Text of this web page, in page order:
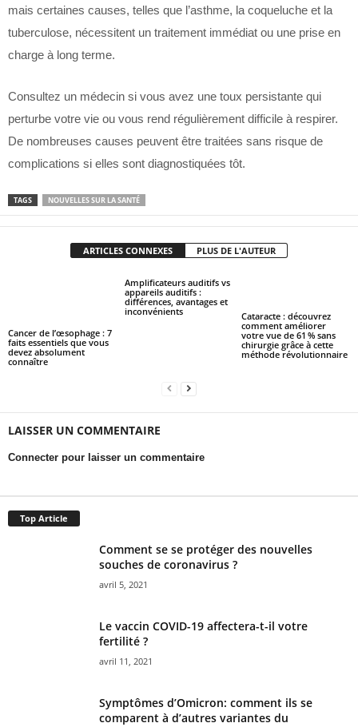
mais certaines causes, telles que l’asthme, la coqueluche et la
tuberculose, nécessitent un traitement immédiat ou une prise en
charge à long terme.
Consultez un médecin si vous avez une toux persistante qui
perturbe votre vie ou vous rend régulièrement difficile à respirer.
De nombreuses causes peuvent être traitées sans risque de
complications si elles sont diagnostiquées tôt.
TAGS NOUVELLES SUR LA SANTÉ
ARTICLES CONNEXES PLUS DE L'AUTEUR
Cancer de l’œsophage : 7
faits essentiels que vous
devez absolument
connaître
Amplificateurs auditifs vs
appareils auditifs :
différences, avantages et
inconvénients
Cataracte : découvrez
comment améliorer
votre vue de 61 % sans
chirurgie grâce à cette
méthode révolutionnaire
LAISSER UN COMMENTAIRE
Connecter pour laisser un commentaire
Top Article
Comment se se protéger des nouvelles
souches de coronavirus ?
avril 5, 2021
Le vaccin COVID-19 affectera-t-il votre
fertilité ?
avril 11, 2021
Symptômes d’Omicron: comment ils se
comparent à d’autres variantes du